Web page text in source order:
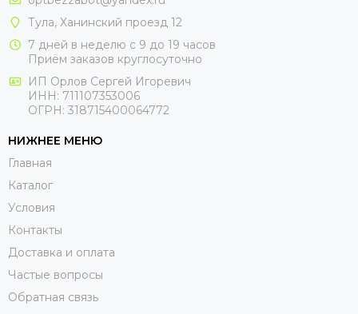
Тула, Ханинский проезд 12
7 дней в неделю с 9 до 19 часов
Приём заказов круглосуточно
ИП Орлов Сергей Игоревич
ИНН: 711107353006
ОГРН: 318715400064772
НИЖНЕЕ МЕНЮ
Главная
Каталог
Условия
Контакты
Доставка и оплата
Частые вопросы
Обратная связь